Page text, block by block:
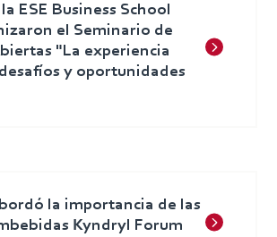
ESE Business School
el Seminario de
"La experiencia
y oportunidades
la importancia de las
Kyndryl Forum